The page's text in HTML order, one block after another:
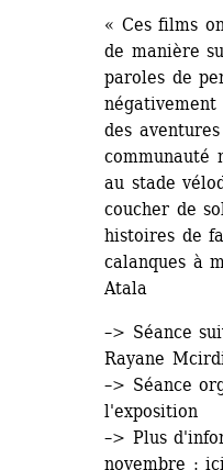
« Ces films
de manière
paroles de
négativement
des
communauté
au stade
coucher de
histoires de
calanques à
Atala
–> Séance
Rayane
–> Séance
l'exposition
–> Plus
novembre :